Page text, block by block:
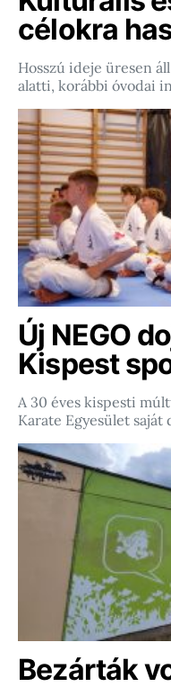
célokra
Hosszú ideje üresen
alatti, korábbi óvodai
Új NEGO
Kispest
A 30 éves kispesti
Karate Egyesület
Bezárták